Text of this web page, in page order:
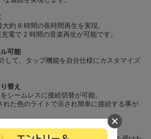
約 8 時間の長時間再生を実現。
電で 2 時間の音楽再生が可能です。
可能
して、タップ機能を自分仕様にカスタマイズ
替え
シームレスに接続切替が可能。
れた色のライトで示され簡単に接続する事が
ージ